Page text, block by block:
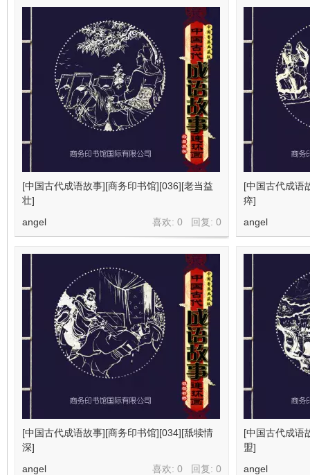
[中国古代成语故事][商务印书馆][036][老当益
壮]
喜欢: 0 回复: 0
angel
[中国古代成语
瘁]
angel
[中国古代成语故事][商务印书馆][034][舐犊情
深]
喜欢: 0 回复: 0
angel
[中国古代成语
盟]
angel